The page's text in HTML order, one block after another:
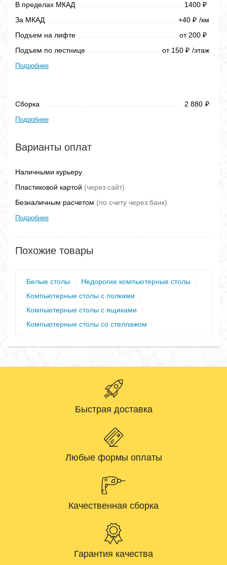
В пределах МКАД 1400 ₽
За МКАД +40 ₽ /км
Подъем на лифте
от 200 ₽
Подъем по лестнице от 150 ₽ /этаж
Подробнее
Сборка 2 880 ₽
Подробнее
Варианты оплат
Наличными курьеру
Пластиковой картой (через сайт)
Безналичным расчетом (по счету через банк)
Подробнее
Похожие товары
Белые столы Недорогие компьютерные столы
Компьютерные столы с полками
Компьютерные столы с ящиками
Компьютерные столы со стеллажом
Быстрая доставка
Любые формы оплаты
Качественная сборка
Гарантия качества